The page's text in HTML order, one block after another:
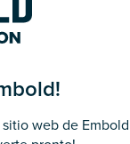
web de Embold